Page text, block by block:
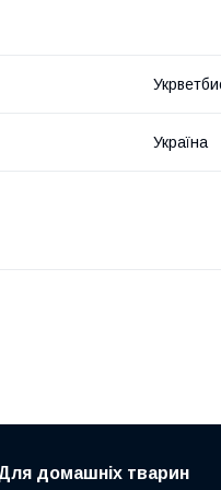
Україна
домашніх тварин